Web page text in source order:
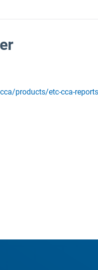
products/etc-cca-